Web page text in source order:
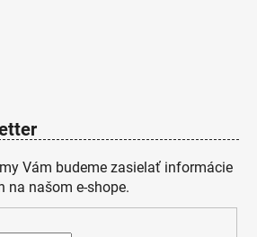
Vám budeme zasielať informácie
na našom e-shope.